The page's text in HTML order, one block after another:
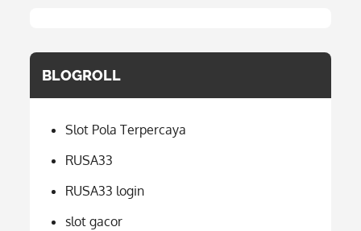
BLOGROLL
Slot Pola Terpercaya
RUSA33
RUSA33 login
slot gacor